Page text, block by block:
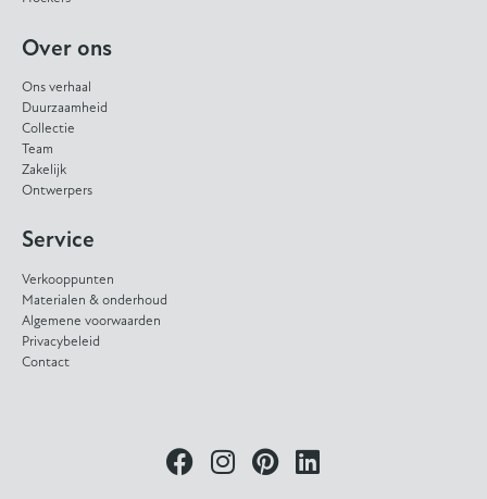
Over ons
Ons verhaal
Duurzaamheid
Collectie
Team
Zakelijk
Ontwerpers
Service
Verkooppunten
Materialen & onderhoud
Algemene voorwaarden
Privacybeleid
Contact